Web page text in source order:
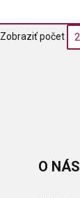
Zobraziť počet
O NÁS